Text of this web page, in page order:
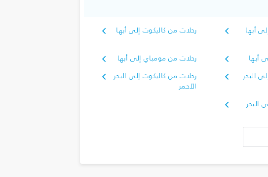
أبها رحلات من كاليكوت إلى أبها
أبها
رحلات من مومباي إلى أبها
البحر
رحلات من كاليكوت إلى البحر
الأحمر
البحر